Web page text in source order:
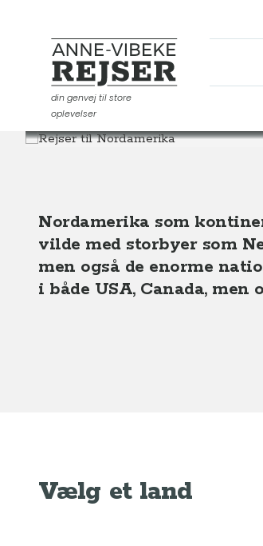
Anne-Vibeke Rejser
din genvej til store
oplevelser
Destinationer
Nordamerika som
vilde med storbyer som
men også de enorme
i både USA, Canada, men
Vælg et land